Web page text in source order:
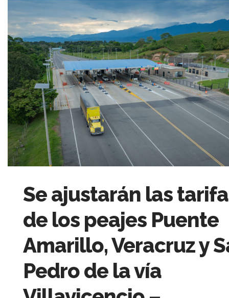
Se ajustarán las
de los peajes Puente
Amarillo, Veracruz y
Pedro de la vía